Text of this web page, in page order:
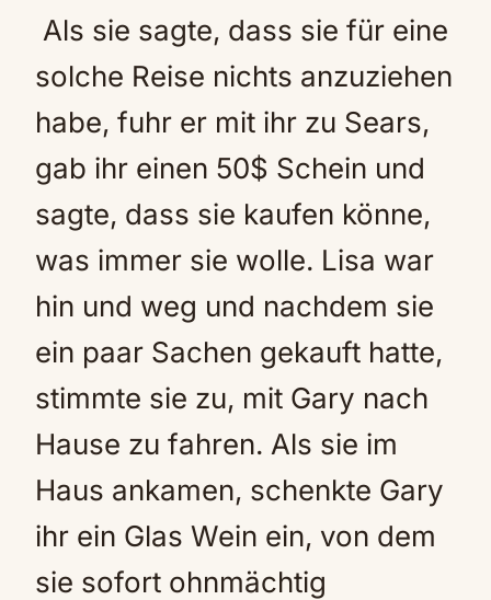
Als sie sagte, dass sie für eine
solche Reise nichts anzuziehen
habe, fuhr er mit ihr zu Sears,
gab ihr einen 50$ Schein und
sagte, dass sie kaufen könne,
was immer sie wolle. Lisa war
hin und weg und nachdem sie
ein paar Sachen gekauft hatte,
stimmte sie zu, mit Gary nach
Hause zu fahren. Als sie im
Haus ankamen, schenkte Gary
ihr ein Glas Wein ein, von dem
sie sofort ohnmächtig